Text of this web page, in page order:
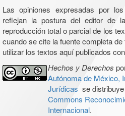
Las opiniones expresadas por
reflejan la postura del editor de
reproducción total o parcial de los
cuando se cite la fuente completa
utilizar los textos aquí publicados
Hechos y Derechos
Autónoma de México,
Jurídicas se
Commons
Internacional.